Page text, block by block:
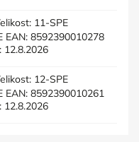
11-SPE
EAN: 8592390010278
12.8.2026
12-SPE
EAN: 8592390010261
12.8.2026